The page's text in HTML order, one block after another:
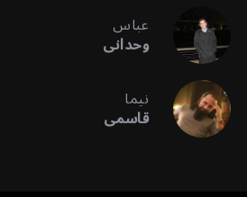
عباس
وحدانی
نیما
قاسمی